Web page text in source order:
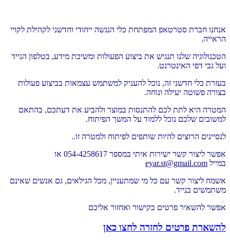
אנחנו חברת סטרטאפ המפתחת כלי הנגשה ייחודי וחדשני לקהילת לקויי
הראייה.
הטכנולוגיה שלנו תנגיש את ביצוע הפעולות ומשיכת מידע, בטלפון הנייד
ועל גבי דפי האינטרנט.
בעזרת כלי חדשני זה, נוכל להעניק למשתמש עצמאות בביצוע פעולות
בצורה פשוטה יעילה ונוחה.
המטרה היא לתת לכם להתנסות במוצר ולהביע את דעתכם, בהתאם
למשובים שלכם נוכל ללמוד על המשך הפיתוח.
לנסיינים הרוצים להיות שותפים לפיתוח ולמטרה זו..
אפשר ליצור קשר ישירות איתי במספר 054-4258617 או
במייל eyar.st@gmail.com
אשמח ליצור קשר עם כל מי שמתעניין, מכל הגילאים, גם אנשים שאינם
משתמשים בנייד.
אפשר להשאיר פרטים בקישור ואחזור אליכם
להשארת פרטים לחזרה לחצו כאן